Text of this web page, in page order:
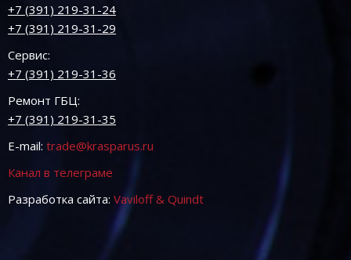
+7 (391) 219-31-24
+7 (391) 219-31-29
Сервис:
+7 (391) 219-31-36
Ремонт ГБЦ:
+7 (391) 219-31-35
E-mail: trade@krasparus.ru
Канал в телеграме
Разработка сайта: Vaviloff & Quindt